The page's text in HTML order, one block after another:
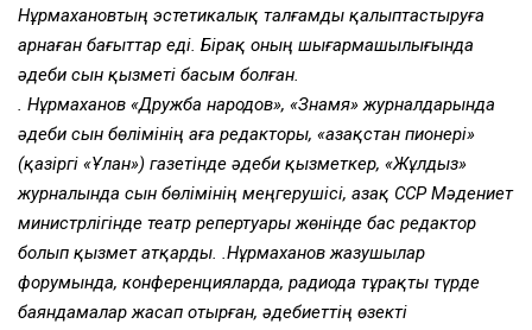
Нұрмахановтың эстетикалық талғамды қалыптастыруға
арнаған бағыттар еді. Бірақ оның шығармашылығында
әдеби сын қызметі басым болған.
Қ. Нұрмаханов «Дружба народов», «Знамя» журналдарында
әдеби сын бөлімінің аға редакторы, «Қазақстан пионері»
(қазіргі «Ұлан») газетінде әдеби қызметкер, «Жұлдыз»
журналында сын бөлімінің меңгерушісі, Қазақ ССР Мәдениет
министрлігінде театр репертуары жөнінде бас редактор
болып қызмет атқарды. Қ.Нұрмаханов жазушылар
форумында, конференцияларда, радиода тұрақты түрде
баяндамалар жасап отырған, әдебиеттің өзекті